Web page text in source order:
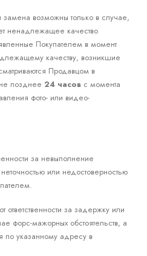
замена возможны только в случае,
ненадлежащее качество
Покупателем в момент
качеству, возникшие
Продавцом в
позднее 24 часов с момента
фото- или видео-
за невыполнение
или недостоверностью
за задержку или
форс-мажорных обстоятельств, а
по указанному адресу в